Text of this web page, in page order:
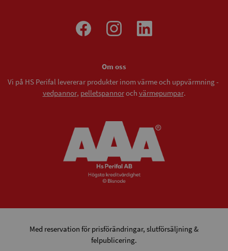
Om oss
Vi på HS Perifal levererar produkter inom värme och uppvärmning -
vedpannor, pelletspannoroch värmepumpar.
Med reservation för prisförändringar, slutförsäljning &
felpublicering.